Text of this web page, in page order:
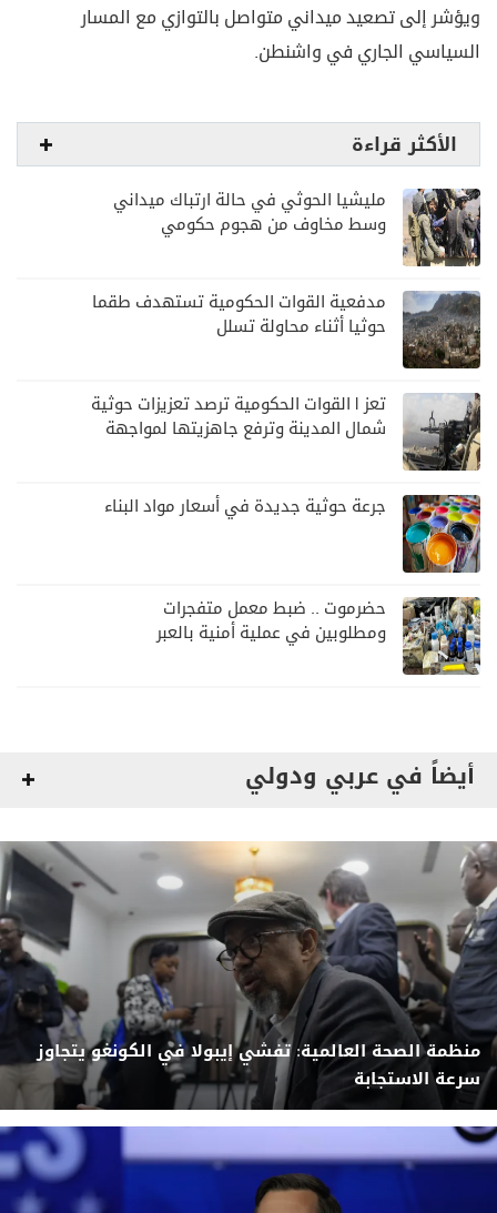
ويؤشر إلى تصعيد ميداني متواصل بالتوازي مع المسار
السياسي الجاري في واشنطن.
الأكثر قراءة
مليشيا الحوثي في حالة ارتباك ميداني
وسط مخاوف من هجوم حكومي
مدفعية القوات الحكومية تستهدف طقما
حوثيا أثناء محاولة تسلل
تعز | القوات الحكومية ترصد تعزيزات حوثية
شمال المدينة وترفع جاهزيتها لمواجهة
جرعة حوثية جديدة في أسعار مواد البناء
حضرموت .. ضبط معمل متفجرات
ومطلوبين في عملية أمنية بالعبر
أيضاً في عربي ودولي
منظمة الصحة العالمية: تفشي إيبولا في الكونغو يتجاوز
سرعة الاستجابة